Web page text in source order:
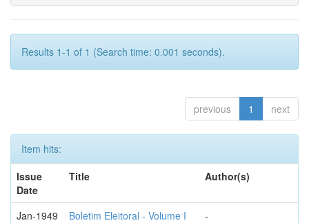
Results 1-1 of 1 (Search time: 0.001 seconds).
previous 1 next
Item hits:
Issue
Date
Title Author(s)
Jan-1949 Boletim Eleitoral - Volume I -